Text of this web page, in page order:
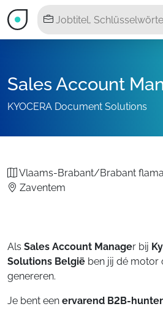
Sales Account
KYOCERA Document Solutions
Vlaams-Brabant/Brabant
Zaventem
Als Sales Account Manager bij
Solutions België ben jij dé motor
genereren.
Je bent een ervarend B2B-